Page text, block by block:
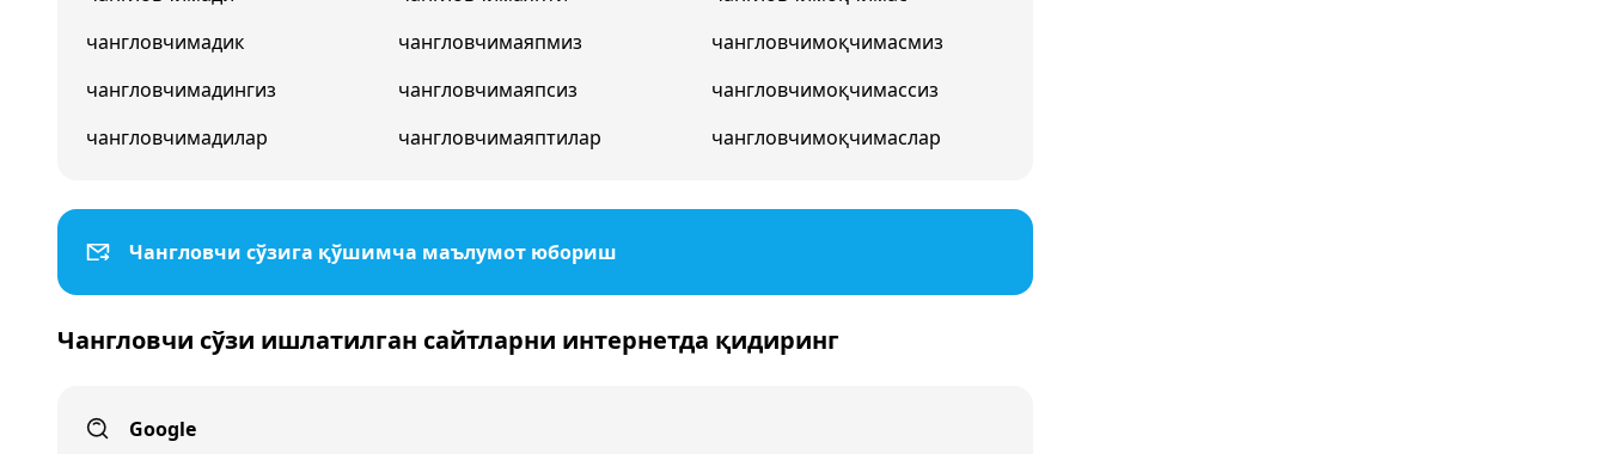
чангловчимадик
чангловчимадингиз
чангловчимадилар
чангловчимаяпмиз
чангловчимаяпсиз
чангловчимаяптилар
чангловчимоқчимасмиз
чангловчимоқчимассиз
чангловчимоқчимаслар
Чангловчи сўзига қўшимча маълумот юбориш
Чангловчи сўзи ишлатилган сайтларни интернетда қидиринг
Google